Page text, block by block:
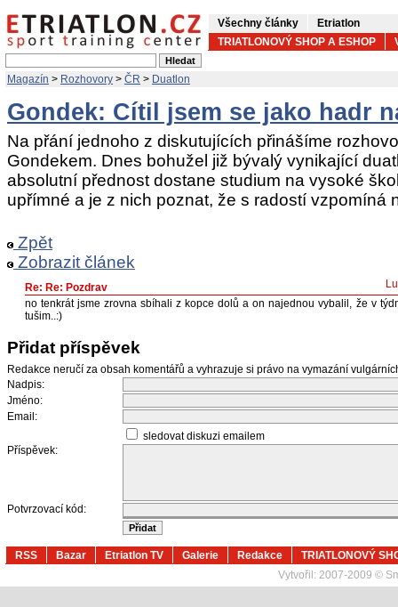
Všechny články
Etriatlon
TRIATLONOVÝ SHOP A ESHOP
Magazín > Rozhovory > ČR > Duatlon
Gondek: Cítil jsem se jako hadr
Na přání jednoho z diskutujících přinášíme
Gondekem. Dnes bohužel již bývalý vynikající
absolutní přednost dostane studium na vysoké
upřímné a je z nich poznat, že s radostí vzpomíná
Zpět
Zobrazit článek
Re: Re: Pozdrav
no tenkrát jsme zrovna sbíhali z kopce dolů a on najednou vybalil, že v
tušim..:)
Přidat příspěvek
Redakce neručí za obsah komentářů a vyhrazuje si právo na vymazání
Nadpis:
Jméno:
Email:
sledovat diskuzi emailem
Příspěvek:
Potvrzovací kód:
RSS Bazar Etriatlon TV Galerie Redakce
TRIATLONOVÝ
Vytvořil: 2007-2009 ©